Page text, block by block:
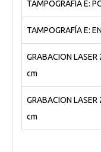
TAMPOGRAFÍA E:
TAMPOGRAFÍA E:
GRABACION
cm
GRABACION
cm